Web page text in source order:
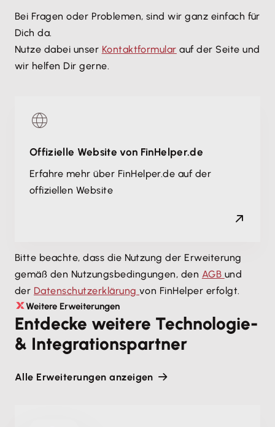
Bei Fragen oder Problemen, sind wir ganz einfach für
Dich da.
Nutze dabei unser Kontaktformular auf der Seite und
wir helfen Dir gerne.
Offizielle Website von FinHelper.de
Erfahre mehr über FinHelper.de auf der
offiziellen Website
Bitte beachte, dass die Nutzung der Erweiterung
gemäß den Nutzungsbedingungen, den AGB und
der Datenschutzerklärungvon FinHelper erfolgt.
Weitere Erweiterungen
Entdecke weitere Technologie-
& Integrationspartner
Alle Erweiterungen anzeigen